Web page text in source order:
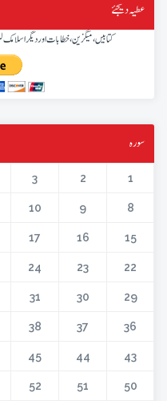
عطیہ دیجئے
کتابیں، میگزین، خطابات اور دیگر
سورہ
1
2
3
8
9
10
15
16
17
22
23
24
29
30
31
36
37
38
43
44
45
50
51
52